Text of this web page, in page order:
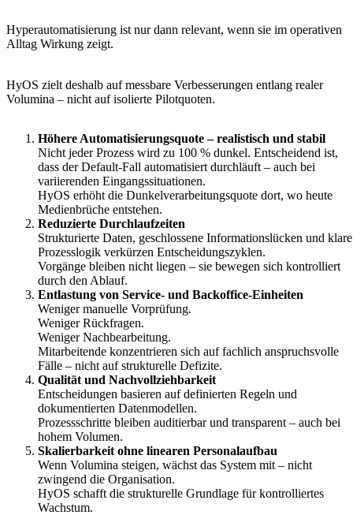
Hyperautomatisierung ist nur dann relevant, wenn sie im operativen
Alltag Wirkung zeigt.
HyOS zielt deshalb auf messbare Verbesserungen entlang realer
Volumina – nicht auf isolierte Pilotquoten.
Höhere Automatisierungsquote – realistisch und stabil
Nicht jeder Prozess wird zu 100 % dunkel. Entscheidend ist,
dass der Default-Fall automatisiert durchläuft – auch bei
variierenden Eingangssituationen.
HyOS erhöht die Dunkelverarbeitungsquote dort, wo heute
Medienbrüche entstehen.
Reduzierte Durchlaufzeiten
Strukturierte Daten, geschlossene Informationslücken und klare
Prozesslogik verkürzen Entscheidungszyklen.
Vorgänge bleiben nicht liegen – sie bewegen sich kontrolliert
durch den Ablauf.
Entlastung von Service- und Backoffice-Einheiten
Weniger manuelle Vorprüfung.
Weniger Rückfragen.
Weniger Nachbearbeitung.
Mitarbeitende konzentrieren sich auf fachlich anspruchsvolle
Fälle – nicht auf strukturelle Defizite.
Qualität und Nachvollziehbarkeit
Entscheidungen basieren auf definierten Regeln und
dokumentierten Datenmodellen.
Prozessschritte bleiben auditierbar und transparent – auch bei
hohem Volumen.
Skalierbarkeit ohne linearen Personalaufbau
Wenn Volumina steigen, wächst das System mit – nicht
zwingend die Organisation.
HyOS schafft die strukturelle Grundlage für kontrolliertes
Wachstum.